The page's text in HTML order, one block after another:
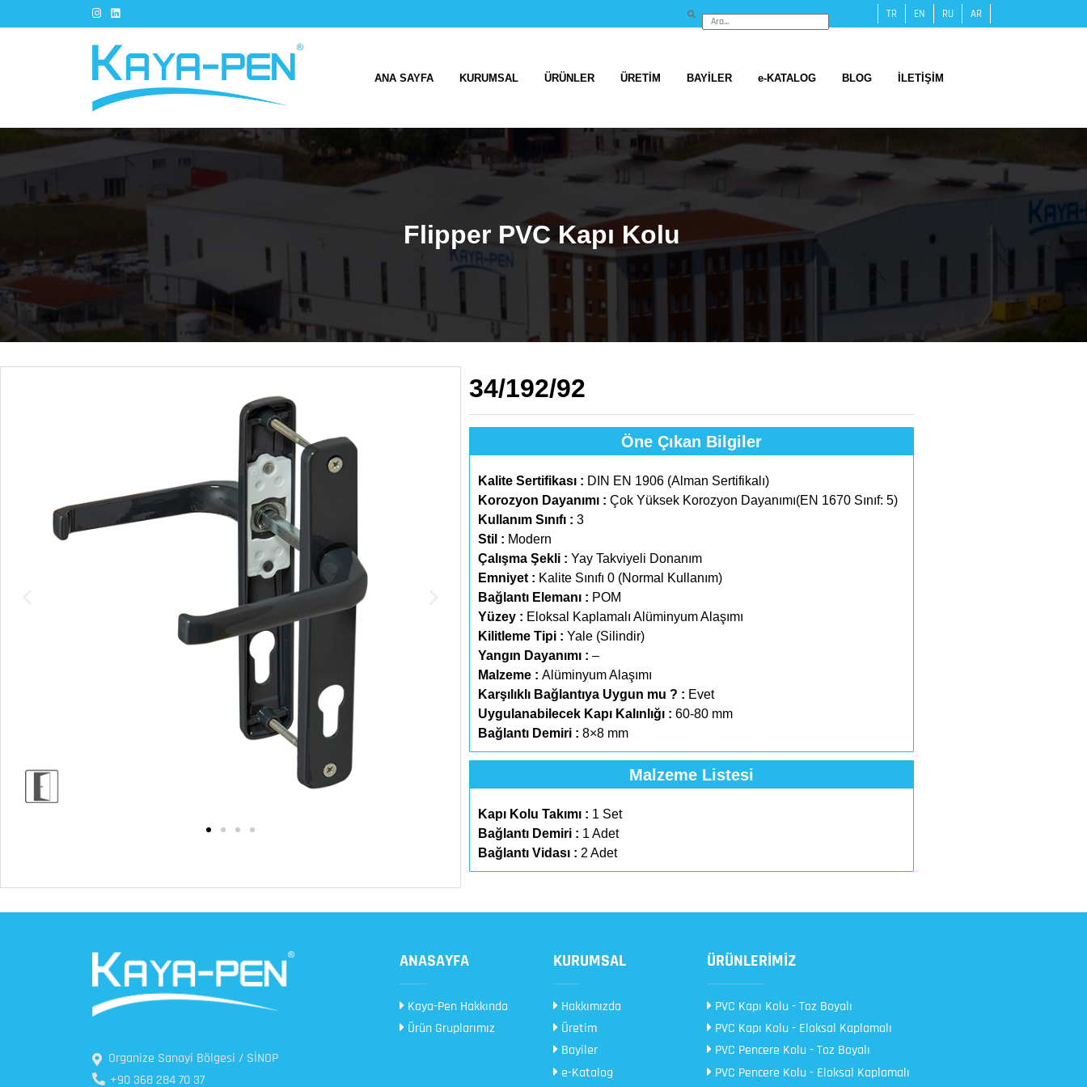
TR EN RU AR
ANA SAYFA KURUMSAL ÜRÜNLER ÜRETİM BAYİLER e-KATALOG BLOG İLETİŞİM
Flipper PVC Kapı Kolu
34/192/92
Öne Çıkan Bilgiler
Kalite Sertifikası : DIN EN 1906 (Alman Sertifikalı)
Korozyon Dayanımı : Çok Yüksek Korozyon Dayanımı(EN 1670 Sınıf: 5)
Kullanım Sınıfı : 3
Stil : Modern
Çalışma Şekli : Yay Takviyeli Donanım
Emniyet : Kalite Sınıfı 0 (Normal Kullanım)
Bağlantı Elemanı : POM
Yüzey : Eloksal Kaplamalı Alüminyum Alaşımı
Kilitleme Tipi : Yale (Silindir)
Yangın Dayanımı : –
Malzeme : Alüminyum Alaşımı
Karşılıklı Bağlantıya Uygun mu ? : Evet
Uygulanabilecek Kapı Kalınlığı : 60-80 mm
Bağlantı Demiri : 8×8 mm
Malzeme Listesi
Kapı Kolu Takımı : 1 Set
Bağlantı Demiri : 1 Adet
Bağlantı Vidası : 2 Adet
Organize Sanayi Bölgesi / SİNOP
+90 368 284 70 37
ANASAYFA
Kaya-Pen Hakkında
Ürün Gruplarımız
KURUMSAL
Hakkımızda
Üretim
Bayiler
e-Katalog
ÜRÜNLERİMİZ
PVC Kapı Kolu - Toz Boyalı
PVC Kapı Kolu - Eloksal Kaplamalı
PVC Pencere Kolu - Toz Boyalı
PVC Pencere Kolu - Eloksal Kaplamalı